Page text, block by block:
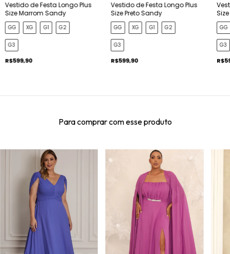
Vestido de Festa Longo Plus
Size Marrom Sandy
GG XG G1 G2
G3
R$599,90
Vestido de Festa Longo Plus
Size Preto Sandy
GG XG G1 G2
G3
R$599,90
GG
G3
Para comprar com esse produto